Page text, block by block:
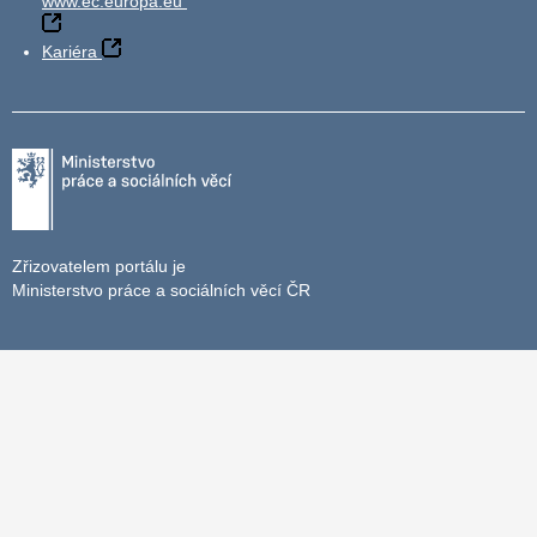
Kariéra
Zřizovatelem portálu je
Ministerstvo práce a sociálních věcí ČR